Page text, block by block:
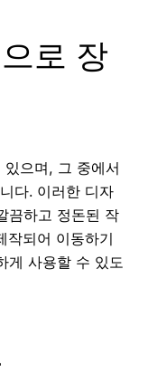
로 장
으며, 그 중에서
다. 이러한 디자
끔하고 정돈된 작
작되어 이동하기
게 사용할 수 있도